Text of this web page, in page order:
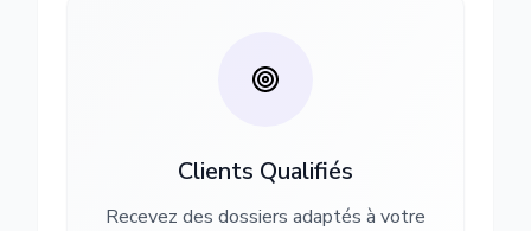
Clients Qualifiés
Recevez des dossiers adaptés à votre